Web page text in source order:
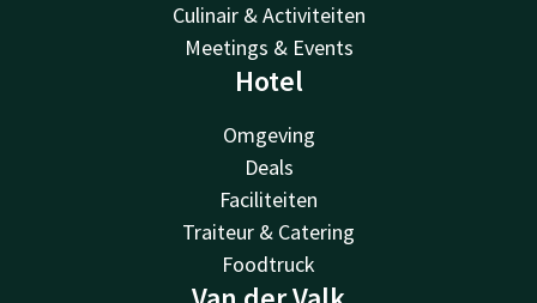
Culinair & Activiteiten
Meetings & Events
Hotel
Omgeving
Deals
Faciliteiten
Traiteur & Catering
Foodtruck